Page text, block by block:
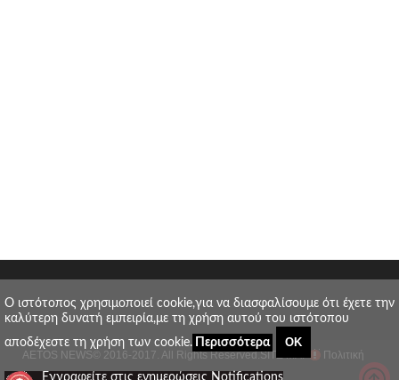
AETOS NEWS © 2016-2017. All Rights Reserved.SITE MAP Πολιτική
O ιστότοπος χρησιμοποιεί cookie,για να διασφαλίσουμε ότι έχετε την
καλύτερη δυνατή εμπειρία,με τη χρήση αυτού του ιστότοπου
αποδέχεστε τη χρήση των cookie.
Περισσότερα ΟΚ
_ Εγγραφείτε στις ενημερώσεις Notifications